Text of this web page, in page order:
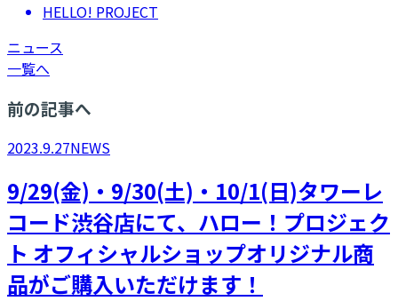
HELLO! PROJECT
ニュース
一覧へ
前の記事へ
2023.9.27NEWS
9/29(金)・9/30(土)・10/1(日)タワーレ
コード渋谷店にて、ハロー！プロジェク
ト オフィシャルショップオリジナル商
品がご購入いただけます！